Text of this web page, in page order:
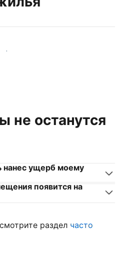
владельцам жилья
не останутся
нанес ущерб моему
появится на
раздел часто